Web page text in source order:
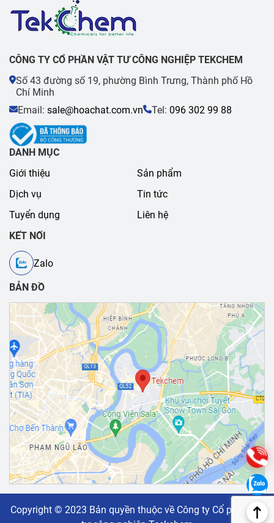
CÔNG TY CỔ PHẦN VẬT TƯ CÔNG NGHIỆP TEKCHEM
Số 43 đường số 19, phường Bình Trưng, Thành phố Hồ
Chí Minh
Email: sale@hoachat.com.vn Tel: 096 302 99 88
DANH MỤC
Giới thiệu
Sản phẩm
Dịch vụ
Tin tức
Tuyển dụng
Liên hệ
KẾT NỐI
Zalo
BẢN ĐỒ
Copyright © 2023 Bản quyền thuộc về Công ty Cổ phần vật